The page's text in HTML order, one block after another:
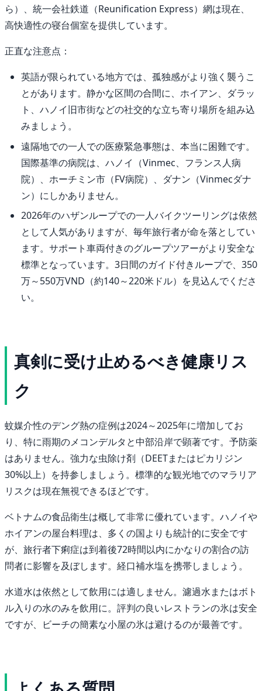
ら）、統一会社鉄道（Reunification Express）網は現在、
高快適性の寝台個室を提供しています。
正直な注意点：
英語が限られている地方では、孤独感がより強く襲うこ
とがあります。静かな区間の合間に、ホイアン、ダラッ
ト、ハノイ旧市街などの社交的な立ち寄り場所を組み込
みましょう。
遠隔地での一人での医療緊急事態は、本当に困難です。
国際基準の病院は、ハノイ（Vinmec、フランス人病
院）、ホーチミン市（FV病院）、ダナン（Vinmecダナ
ン）にしかありません。
2026年のハザンループでの一人バイクツーリングは依然
として人気がありますが、毎年旅行者が命を落としてい
ます。サポート車両付きのグループツアーがより安全な
標準となっています。3日間のガイド付きループで、350
万～550万VND（約140～220米ドル）を見込んでくださ
い。
真剣に受け止めるべき健康リス
ク
蚊媒介性のデング熱の症例は2024～2025年に増加してお
り、特に雨期のメコンデルタと中部沿岸で顕著です。予防薬
はありません。強力な虫除け剤（DEETまたはピカリジン
30%以上）を持参しましょう。標準的な観光地でのマラリア
リスクは現在無視できるほどです。
ベトナムの食品衛生は概して非常に優れています。ハノイや
ホイアンの屋台料理は、多くの国よりも統計的に安全です
が、旅行者下痢症は到着後72時間以内にかなりの割合の訪
問者に影響を及ぼします。経口補水塩を携帯しましょう。
水道水は依然として飲用には適しません。濾過水またはボト
ル入りの水のみを飲用に。評判の良いレストランの氷は安全
ですが、ビーチの簡素な小屋の氷は避けるのが最善です。